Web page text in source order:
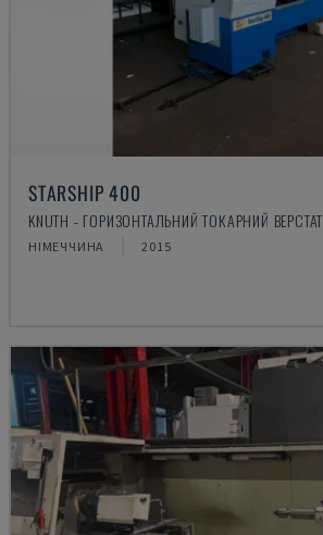
STARSHIP 400
KNUTH - ГОРИЗОНТАЛЬНИЙ ТОКАРНИЙ ВЕРСТАТ
НІМЕЧЧИНА 2015